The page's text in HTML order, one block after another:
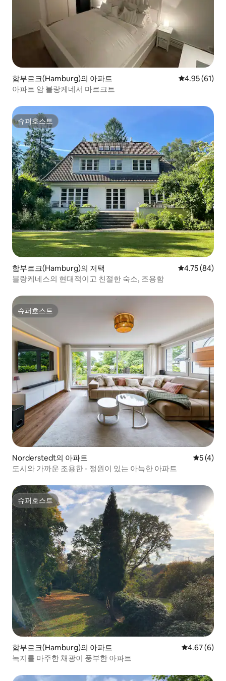
함부르크(Hamburg)의 아파트 평점 4.95점
4.95 (61)
아파트 암 블랑케네서 마르크트
슈퍼호스트
슈퍼호스트
함부르크(Hamburg)의 저택 평점 4.75점(5
4.75 (84)
블랑케네스의 현대적이고 친절한 숙소, 조용함
슈퍼호스트
슈퍼호스트
Norderstedt의 아파트 평점 5점
5 (4)
도시와 가까운 조용한 - 정원이 있는 아늑한 아파트
슈퍼호스트
슈퍼호스트
함부르크(Hamburg)의 아파트 평점 4.67점
4.67 (6)
녹지를 마주한 채광이 풍부한 아파트